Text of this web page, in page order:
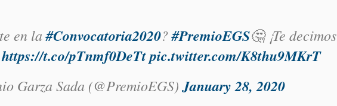
en la#Convocatoria2020?#PremioEGS🤔 ¡Te decimos
https://t.co/pTnmf0DeTtpic.twitter.com/K8thu9MKrT
Garza Sada (@PremioEGS)January 28, 2020